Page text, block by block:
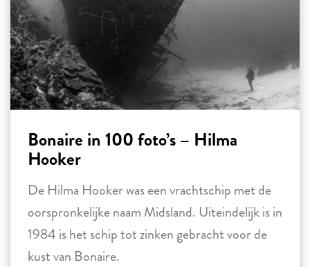
Bonaire in 100 foto’s – Hilma
Hooker
De Hilma Hooker was een vrachtschip met de
oorspronkelijke naam Midsland. Uiteindelijk is in
1984 is het schip tot zinken gebracht voor de
kust van Bonaire.